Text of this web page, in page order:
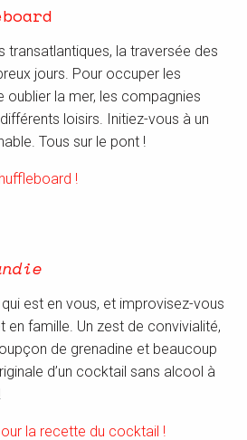
transatlantiques, la traversée des
jours. Pour occuper les
oublier la mer, les compagnies
loisirs. Initiez-vous à un
Tous sur le pont !
!
est en vous, et improvisez-vous
en famille. Un zest de convivialité,
de grenadine et beaucoup
d’un cocktail sans alcool à
la recette du cocktail !